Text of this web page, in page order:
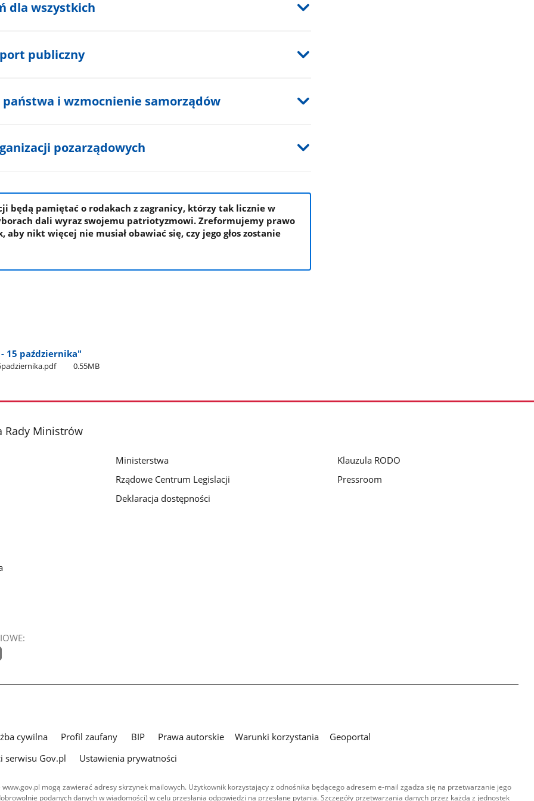
dla wszystkich
publiczny
i wzmocnienie samorządów
pozarządowych
będą pamiętać o rodakach z zagranicy, którzy tak licznie w
dali wyraz swojemu patriotyzmowi. Zreformujemy prawo
aby nikt więcej nie musiał obawiać się, czy jego głos zostanie
15 października"
0.55MB
Rady Ministrów
Ministerstwa
Rządowe Centrum Legislacji
Deklaracja dostępności
Klauzula RODO
Pressroom
cywilna Profil zaufany BIP Prawa autorskie Warunki korzystania
Geoportal
serwisu Gov.pl
Ustawienia prywatności
mogą zawierać adresy skrzynek mailowych. Użytkownik korzystający z odnośnika będącego adresem e-mail zgadza się na przetwarzanie jego
podanych danych w wiadomości) w celu przesłania odpowiedzi na przesłane pytania. Szczegóły przetwarzania danych przez każdą z jednostek